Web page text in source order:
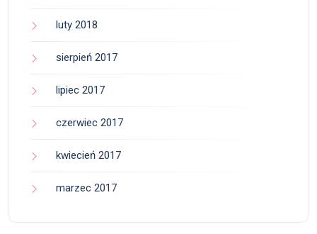
luty 2018
sierpień 2017
lipiec 2017
czerwiec 2017
kwiecień 2017
marzec 2017